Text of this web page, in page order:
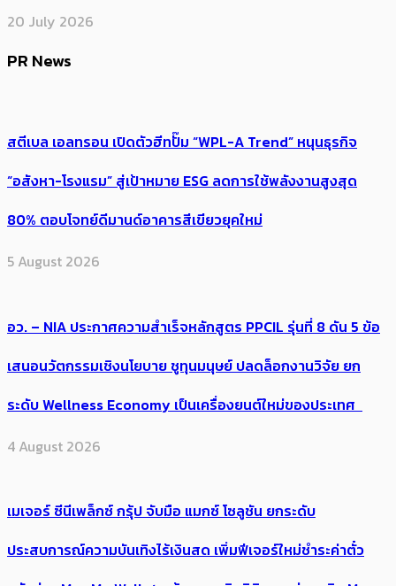
20 July 2026
PR News
สตีเบล เอลทรอน เปิดตัวฮีทปั๊ม “WPL-A Trend” หนุนธุรกิจ
“อสังหา-โรงแรม” สู่เป้าหมาย ESG ลดการใช้พลังงานสูงสุด
80% ตอบโจทย์ดีมานด์อาคารสีเขียวยุคใหม่
5 August 2026
อว. – NIA ประกาศความสำเร็จหลักสูตร PPCIL รุ่นที่ 8 ดัน 5 ข้อ
เสนอนวัตกรรมเชิงนโยบาย ชูทุนมนุษย์ ปลดล็อกงานวิจัย ยก
ระดับ Wellness Economy เป็นเครื่องยนต์ใหม่ของประเทศ
4 August 2026
เมเจอร์ ซีนีเพล็กซ์ กรุ้ป จับมือ แมกซ์ โซลูชัน ยกระดับ
ประสบการณ์ความบันเทิงไร้เงินสด เพิ่มฟีเจอร์ใหม่ชำระค่าตั๋ว